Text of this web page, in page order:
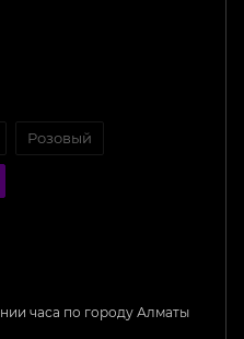
Розовый
часа по городу Алматы